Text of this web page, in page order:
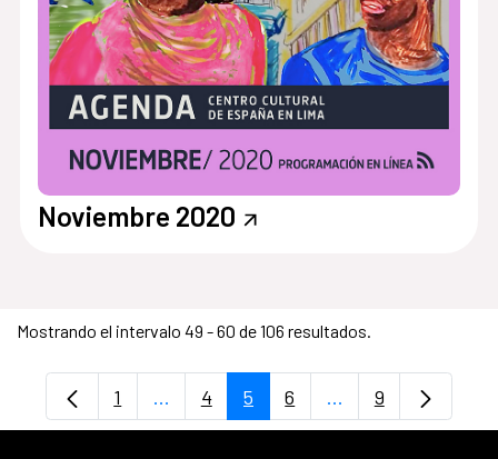
Noviembre 2020
Mostrando el intervalo 49 - 60 de 106 resultados.
Página
1 ...Páginas intermedias Use TAB para
Página
4 Página
5 Página
6 ...PáginasPágina
9